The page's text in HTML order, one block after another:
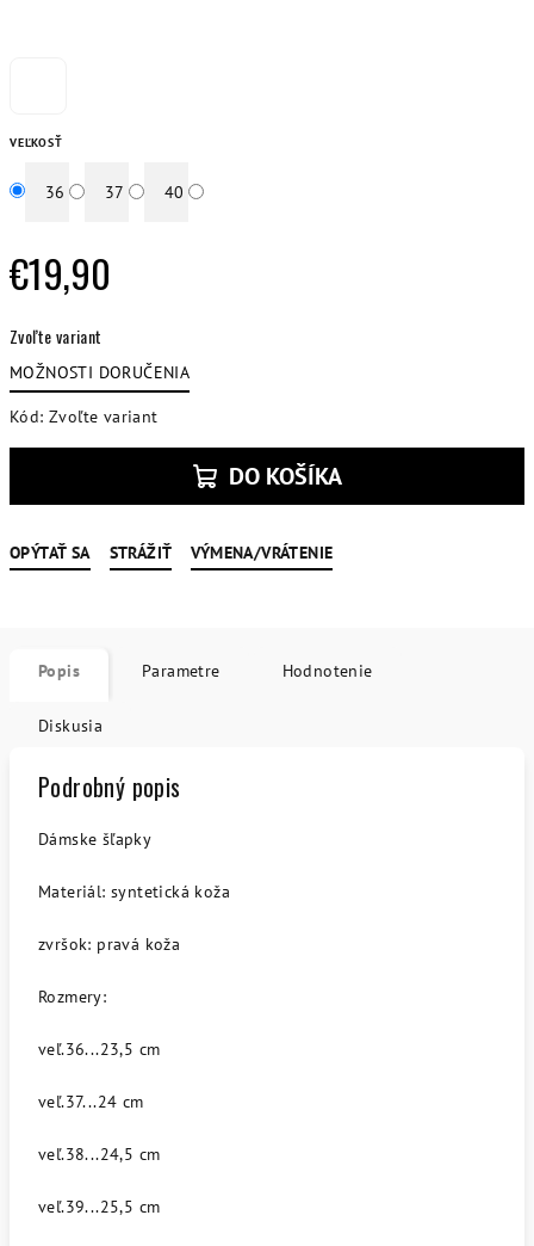
VEĽKOSŤ
36 37 40
€19,90
cena:
Zvoľte variant
MOŽNOSTI DORUČENIA
Kód: Zvoľte variant
DO KOŠÍKA
OPÝTAŤ SA STRÁŽIŤ VÝMENA/VRÁTENIE
Popis Parametre Hodnotenie
Diskusia
Podrobný popis
Dámske šľapky
Materiál: syntetická koža
zvršok: pravá koža
Rozmery:
veľ.36...23,5 cm
veľ.37...24 cm
veľ.38...24,5 cm
veľ.39...25,5 cm